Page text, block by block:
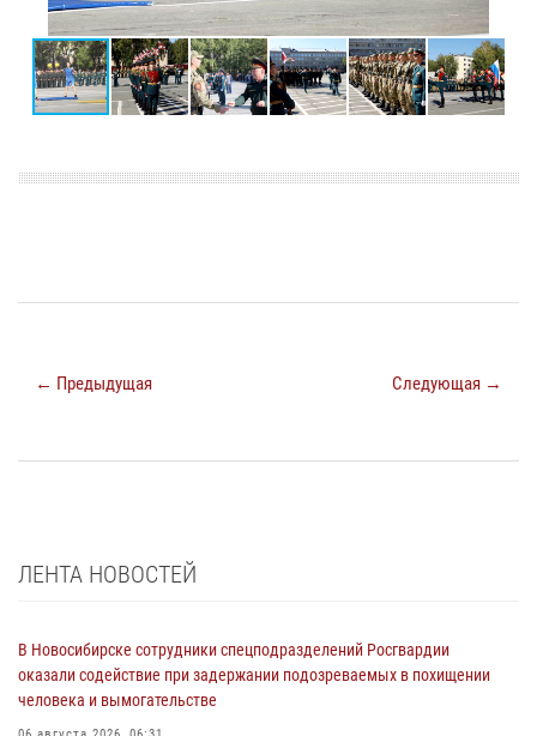
← Предыдущая Следующая →
ЛЕНТА НОВОСТЕЙ
В Новосибирске сотрудники спецподразделений Росгвардии
оказали содействие при задержании подозреваемых в похищении
человека и вымогательстве